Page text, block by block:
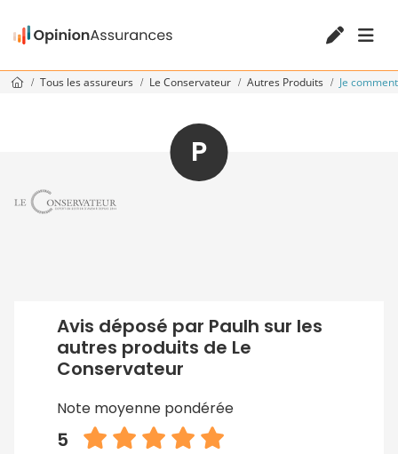
Tous les assureurs Le Conservateur Autres Produits Je
P
Avis déposé par Paulh sur les
autres produits de Le
Conservateur
Note moyenne pondérée
5